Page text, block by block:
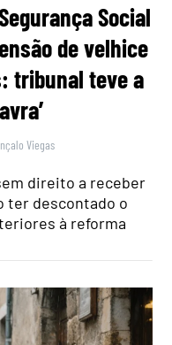
Social
de velhice
tribunal teve a
Viegas
direito a receber
ter descontado o
à reforma